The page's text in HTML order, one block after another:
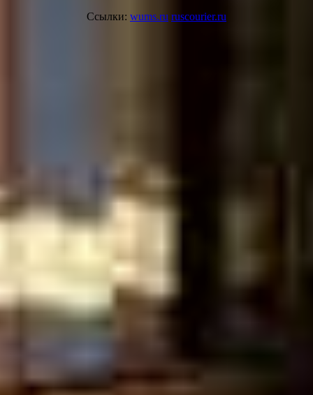
Ссылки: wums.ru ruscourier.ru